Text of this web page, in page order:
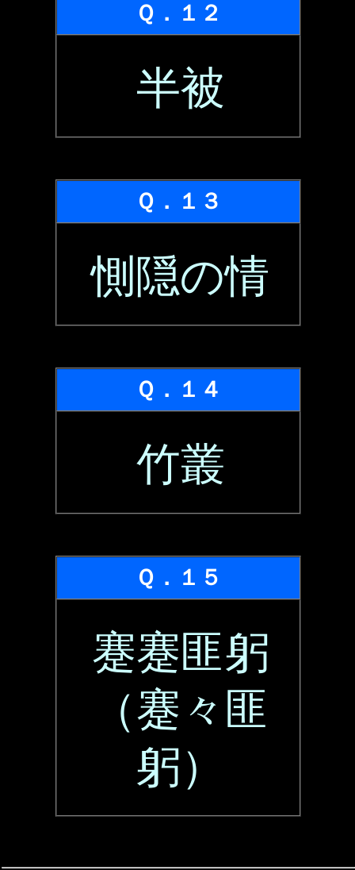
Ｑ．１２
半被
Ｑ．１３
惻隠の情
Ｑ．１４
竹叢
Ｑ．１５
蹇蹇匪躬
（蹇々匪
躬）